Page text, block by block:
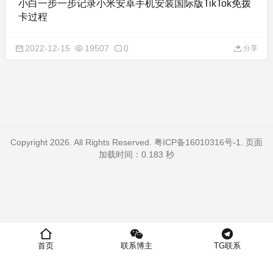
小白一步一步记录小米安卓手机安装国际版TikTok免拨
卡过程
2022-12-15 19507 0 分享
Copyright 2026. All Rights Reserved. 粤ICP备16010316号-1
. 页面
加载时间：0.183 秒
首页 联系博主 TG联系